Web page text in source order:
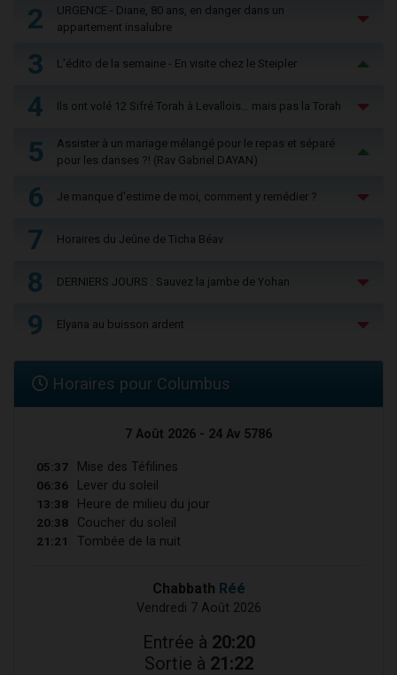
2
URGENCE - Diane, 80 ans, en danger dans un
appartement insalubre
3 L'édito de la semaine - En visite chez le Steipler
4 Ils ont volé 12 Sifré Torah à Levallois… mais pas la Torah
5
Assister à un mariage mélangé pour le repas et séparé
pour les danses ?! (Rav Gabriel DAYAN)
6 Je manque d'estime de moi, comment y remédier ?
7 Horaires du Jeûne de Ticha Béav
8 DERNIERS JOURS : Sauvez la jambe de Yohan
9 Elyana au buisson ardent
Horaires pour Columbus
7 Août 2026 - 24 Av 5786
05:37 Mise des Téfilines
06:36 Lever du soleil
13:38 Heure de milieu du jour
20:38 Coucher du soleil
21:21 Tombée de la nuit
Chabbath Réé
Vendredi 7 Août 2026
Entrée à 20:20
Sortie à 21:22